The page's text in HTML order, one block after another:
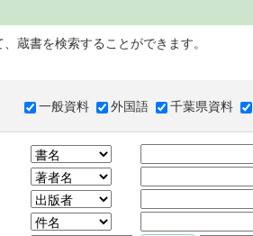
蔵書を検索することができます。
一般資料 外国語 千葉県資料